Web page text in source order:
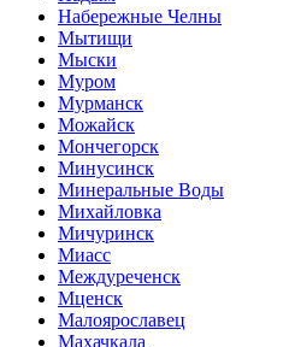
Набережные Челны
Мытищи
Мыски
Муром
Мурманск
Можайск
Мончегорск
Минусинск
Минеральные Воды
Михайловка
Мичуринск
Миасс
Междуреченск
Мценск
Малоярославец
Махачкала